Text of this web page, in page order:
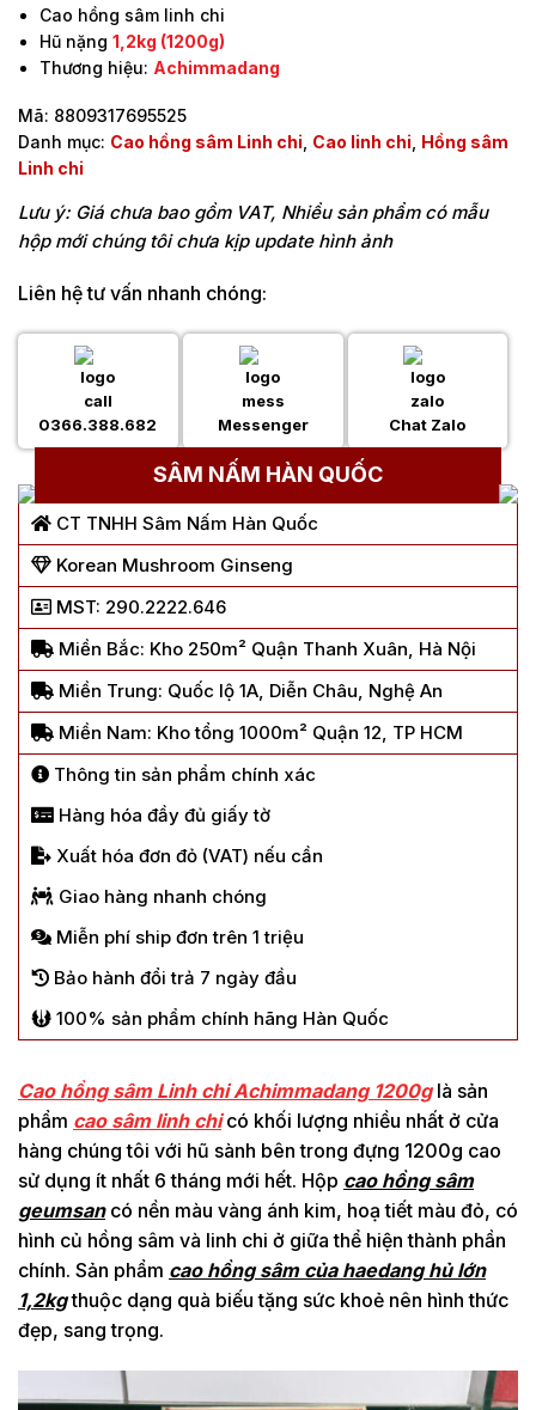
Cao hồng sâm linh chi
Hũ nặng1,2kg (1200g)
Thương hiệu: Achimmadang
Mã: 8809317695525
Danh mục: Cao hồng sâm Linh chi Cao linh chi Hồng sâm
Linh chi
Lưu ý: Giá chưa bao gồm VAT, Nhiều sản phẩm có mẫu
hộp mới chúng tôi chưa kịp update hình ảnh
Liên hệ tư vấn nhanh chóng:
0366.388.682 Messenger Chat Zalo
SÂM NẤM HÀN QUỐC
CT TNHH Sâm Nấm Hàn Quốc
Korean Mushroom Ginseng
MST: 290.2222.646
Miền Bắc: Kho 250m² Quận Thanh Xuân, Hà Nội
Miền Trung: Quốc lộ 1A, Diễn Châu, Nghệ An
Miền Nam: Kho tổng 1000m² Quận 12, TP HCM
Thông tin sản phẩm chính xác
Hàng hóa đầy đủ giấy tờ
Xuất hóa đơn đỏ (VAT) nếu cần
Giao hàng nhanh chóng
Miễn phí ship đơn trên 1 triệu
Bảo hành đổi trả 7 ngày đầu
100% sản phẩm chính hãng Hàn Quốc
Cao hồng sâm Linh chi Achimmadang 1200glà sản
phẩm cao sâm linh chicó khối lượng nhiều nhất ở cửa
hàng chúng tôi với hũ sành bên trong đựng 1200g cao
sử dụng ít nhất 6 tháng mới hết. Hộp cao hồng sâm
geumsancó nền màu vàng ánh kim, hoạ tiết màu đỏ, có
hình củ hồng sâm và linh chi ở giữa thể hiện thành phần
chính. Sản phẩm cao hồng sâm của haedang hủ lớn
1,2kgthuộc dạng quà biếu tặng sức khoẻ nên hình thức
đẹp, sang trọng.